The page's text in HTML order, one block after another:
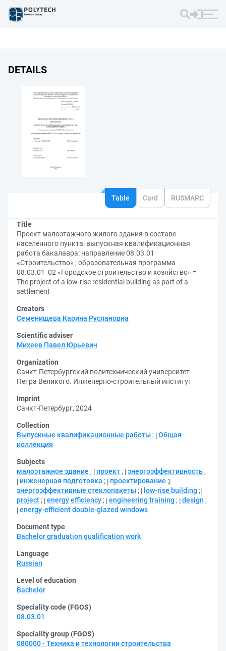
DETAILS
Table Card RUSMARC
Title
Проект малоэтажного жилого здания в составе
населенного пункта: выпускная квалификационная
работа бакалавра: направление 08.03.01
«Строительство» ; образовательная программа
08.03.01_02 «Городское строительство и хозяйство» =
The project of a low-rise residential building as part of a
settlement
Creators
Семенищева Карина Руслановна
Scientific adviser
Михеев Павел Юрьевич
Organization
Санкт-Петербургский политехнический университет
Петра Великого. Инженерно-строительный институт
Imprint
Санкт-Петербург, 2024
Collection
Выпускные квалификационные работы ; Общая
коллекция
Subjects
малоэтажное здание ; проект ; энергоэффективность ;
инженерная подготовка ; проектирование ;
энергоэффективные стеклопакеты ; low-rise building ;
project ; energy efficiency ; engineering training ; design ;
energy-efficient double-glazed windows
Document type
Bachelor graduation qualification work
Language
Russian
Level of education
Bachelor
Speciality code (FGOS)
08.03.01
Speciality group (FGOS)
080000 - Техника и технологии строительства